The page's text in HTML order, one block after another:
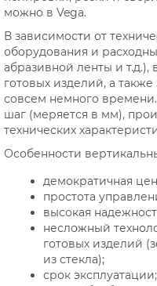
можно в Vega.
В зависимости от
оборудования и
абразивной ленты и
готовых изделий, а также
совсем немного
шаг (меряется в мм),
технических
Особенности
демократичная
простота
высокая
несложный
готовых изделий
из стекла);
срок эксплуатации;